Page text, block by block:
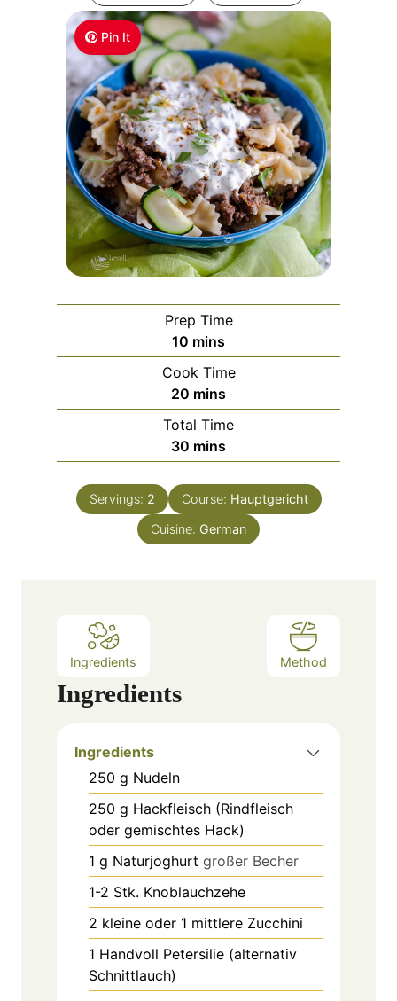
Pin It
Prep Time
10 m
i
n
u
t
e
s
mins
Cook Time
20 m
i
n
u
e
mins
Total Time
30 m
i
n
u
t
mins
Servings: 2 Course: Hauptgericht
Cuisine: German
Ingredients Method
Ingredients
Ingredients
250 g Nudeln
250 g Hackfleisch (Rindfleisch
oder gemischtes Hack)
1 g Naturjoghurt großer Becher
1-2 Stk. Knoblauchzehe
2 kleine oder 1 mittlere Zucchini
1 Handvoll Petersilie (alternativ
Schnittlauch)